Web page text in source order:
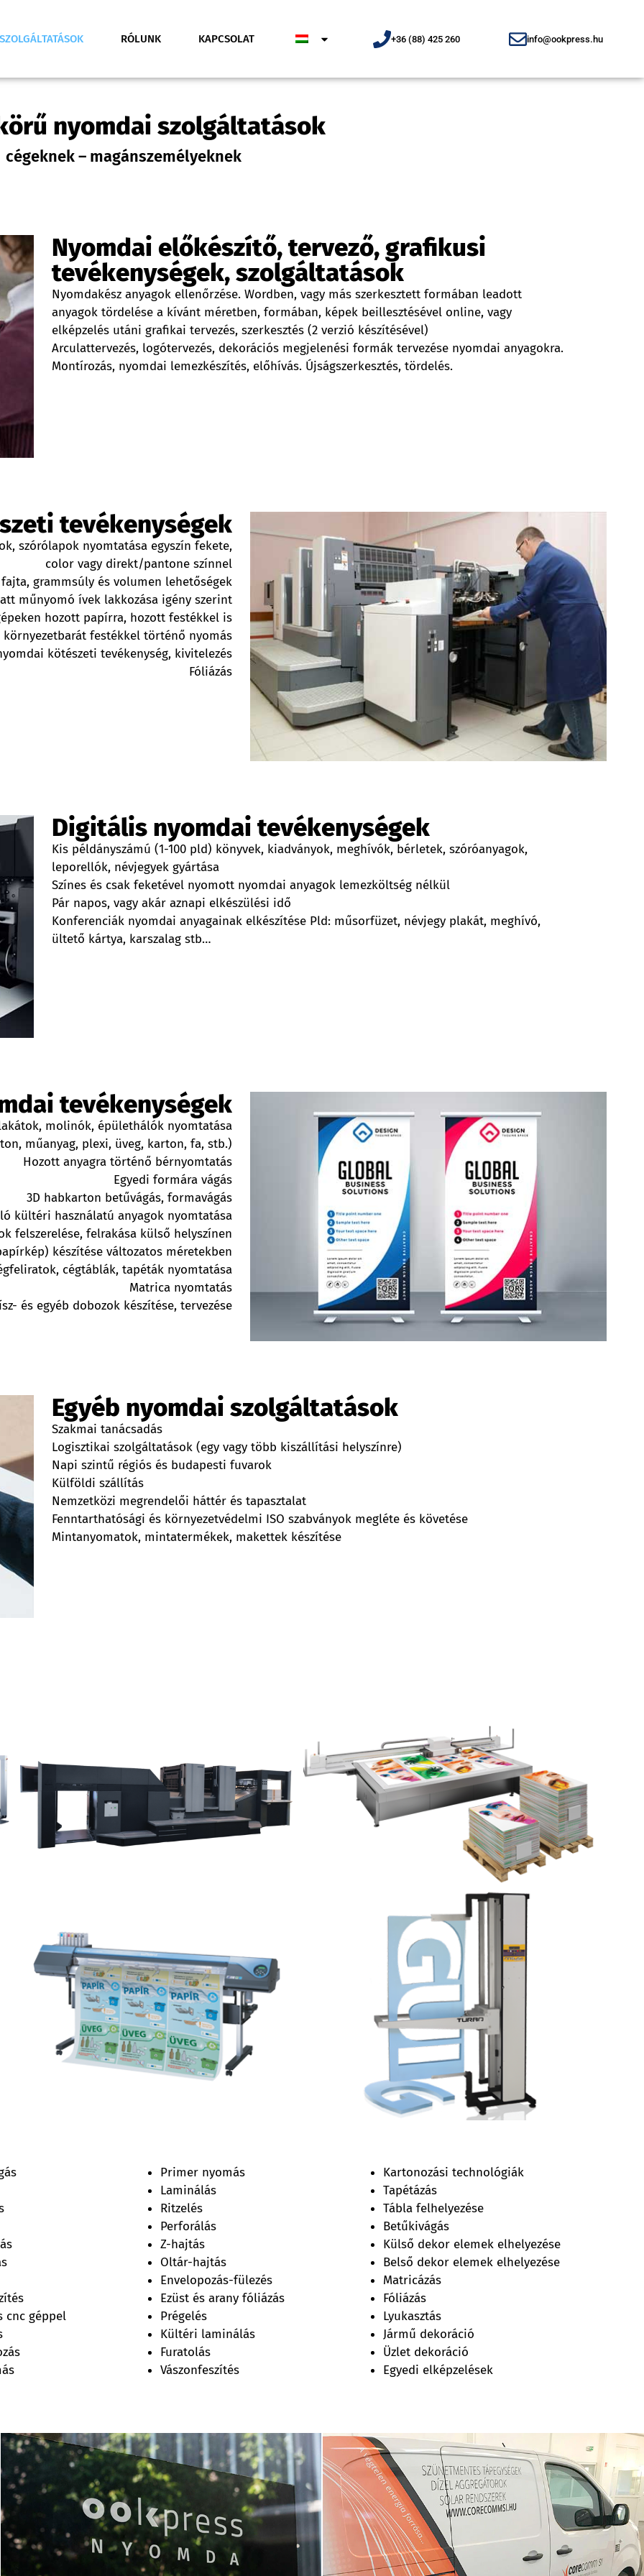
SZOLGÁLTATÁSOK RÓLUNK KAPCSOLAT +36 (88) 425 260 info@ookpress.hu
nyomdai szolgáltatások
cégeknek – magánszemélyeknek
Nyomdai előkészítő, tervező, grafikusi
tevékenységek, szolgáltatások
Nyomdakész anyagok ellenőrzése. Wordben, vagy más szerkesztett formában leadott
anyagok tördelése a kívánt méretben, formában, képek beillesztésével online, vagy
elképzelés utáni grafikai tervezés, szerkesztés (2 verzió készítésével)
Arculattervezés, logótervezés, dekorációs megjelenési formák tervezése nyomdai anyagokra.
Montírozás, nyomdai lemezkészítés, előhívás. Újságszerkesztés, tördelés.
tevékenységek
szórólapok nyomtatása egyszín fekete,
color vagy direkt/pantone színnel
grammsúly és volumen lehetőségek
műnyomó ívek lakkozása igény szerint
hozott papírra, hozott festékkel is
festékkel történő nyomás
kötészeti tevékenység, kivitelezés
Fóliázás
Digitális nyomdai tevékenységek
Kis példányszámú (1-100 pld) könyvek, kiadványok, meghívók, bérletek, szóróanyagok,
leporellók, névjegyek gyártása
Színes és csak feketével nyomott nyomdai anyagok lemezköltség nélkül
Pár napos, vagy akár aznapi elkészülési idő
Konferenciák nyomdai anyagainak elkészítése Pld: műsorfüzet, névjegy plakát, meghívó,
ültető kártya, karszalag stb…
tevékenységek
molinók, épülethálók nyomtatása
műanyag, plexi, üveg, karton, fa, stb.)
Hozott anyagra történő bérnyomtatás
Egyedi formára vágás
3D habkarton betűvágás, formavágás
kültéri használatú anyagok nyomtatása
felszerelése, felrakása külső helyszínen
készítése változatos méretekben
cégtáblák, tapéták nyomtatása
Matrica nyomtatás
és egyéb dobozok készítése, tervezése
Egyéb nyomdai szolgáltatások
Szakmai tanácsadás
Logisztikai szolgáltatások (egy vagy több kiszállítási helyszínre)
Napi szintű régiós és budapesti fuvarok
Külföldi szállítás
Nemzetközi megrendelői háttér és tapasztalat
Fenntarthatósági és környezetvédelmi ISO szabványok megléte és követése
Mintanyomatok, mintatermékek, makettek készítése
cnc géppel
Primer nyomás
Laminálás
Ritzelés
Perforálás
Z-hajtás
Oltár-hajtás
Envelopozás-fülezés
Ezüst és arany fóliázás
Prégelés
Kültéri laminálás
Furatolás
Vászonfeszítés
Kartonozási technológiák
Tapétázás
Tábla felhelyezése
Betűkivágás
Külső dekor elemek elhelyezése
Belső dekor elemek elhelyezése
Matricázás
Fóliázás
Lyukasztás
Jármű dekoráció
Üzlet dekoráció
Egyedi elképzelések